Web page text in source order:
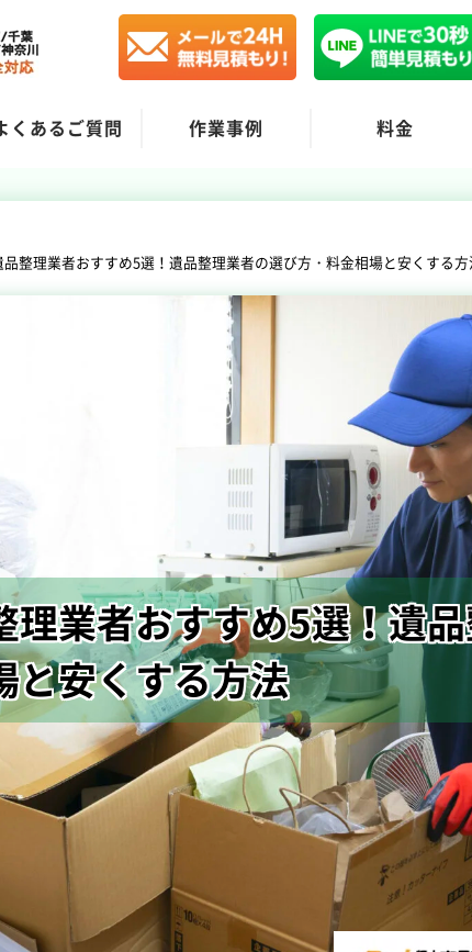
くあるご質問 作業事例 料金
整理業者おすすめ5選！遺品整理業者の選び方・料金相場と安くする
理業者おすすめ5選！遺
と安くする方法